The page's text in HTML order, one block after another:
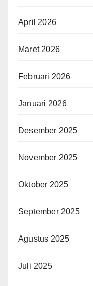
April 2026
Maret 2026
Februari 2026
Januari 2026
Desember 2025
November 2025
Oktober 2025
September 2025
Agustus 2025
Juli 2025